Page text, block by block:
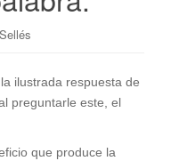
ilustrada respuesta de
preguntarle este, el
que produce la